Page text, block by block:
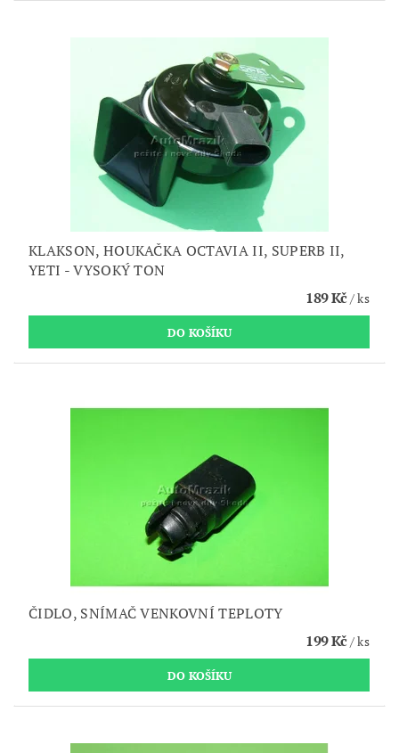
KLAKSON, HOUKAČKA OCTAVIA II, SUPERB II,
YETI - VYSOKÝ TON
189 Kč/ ks
ČIDLO, SNÍMAČ VENKOVNÍ TEPLOTY
199 Kč/ ks